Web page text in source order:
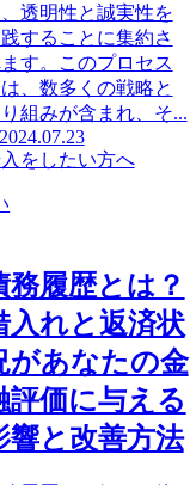
、透明性と誠実性を
することに集約さ
す。このプロセス
、数多くの戦略と
組みが含まれ、そ...
をしたい方へ
務履歴とは？
入れと返済状
があなたの金
評価に与える
響と改善方法